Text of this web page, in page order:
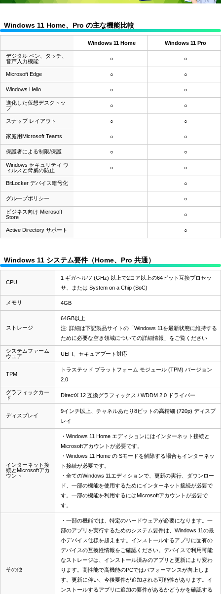
Windows 11 Home、Pro の主な機能比較
Windows 11 Home Windows 11 Pro
デジタル ペン、タッチ、
音声入力機能
○ ○
Microsoft Edge ○ ○
Windows Hello ○ ○
進化した仮想デスクトッ
プ
○ ○
スナップ レイアウト ○ ○
家庭用Microsoft Teams ○ ○
保護者による制限/保護 ○ ○
Windows セキュリティ ウ
ィルスと脅威の防止
○ ○
BitLocker デバイス暗号化 ○
グループポリシー ○
ビジネス向け Microsoft
Store
○
Active Directory サポート ○
Windows 11 システム要件（Home、Pro 共通）
CPU
1 ギガヘルツ (GHz) 以上で2コア以上の64ビット互換プロセッ
サ、または System on a Chip (SoC)
メモリ 4GB
ストレージ
64GB以上
注: 詳細は下記製品サイトの「Windows 11を最新状態に維持する
ために必要な空き領域についての詳細情報」をご覧ください
システムファーム
ウェア
UEFI、セキュアブート対応
TPM
トラステッド プラットフォーム モジュール (TPM) バージョン
2.0
グラフィックカー
ド
DirectX 12 互換グラフィックス / WDDM 2.0 ドライバー
ディスプレイ
9インチ以上、チャネルあたり8ビットの高精細 (720p) ディスプ
レイ
インターネット接
続とMicrosoftアカ
ウント
・Windows 11 Home エディションにはインターネット接続と
Microsoftアカウントが必要です。
・Windows 11 Home の Sモードを解除する場合もインターネッ
ト接続が必要です。
・全てのWindows 11エディションで、更新の実行、ダウンロー
ド、一部の機能を使用するためにインターネット接続が必要で
す。一部の機能を利用するにはMicrosoftアカウントが必要で
す。
その他
・一部の機能では、特定のハードウェアが必要になります。一
部のアプリを実行するためのシステム要件は、Windows 11の最
小デバイス仕様を超えます。インストールするアプリに固有の
デバイスの互換性情報をご確認ください。デバイスで利用可能
なストレージは、インストール済みのアプリと更新により変わ
ります。高性能で高機能のPCではパフォーマンスが向上しま
す。更新に伴い、今後要件が追加される可能性があります。イ
ンストールするアプリに追加の要件があるかどうかを確認する